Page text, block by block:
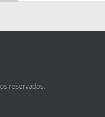
reservados.